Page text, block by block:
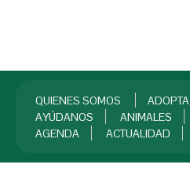
QUIENES SOMOS ADOPTA
AYÚDANOS
ANIMALES
AGENDA
ACTUALIDAD